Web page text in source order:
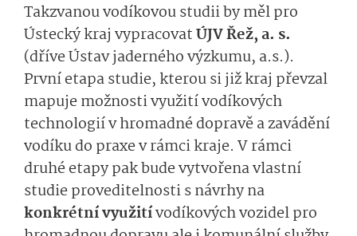
Takzvanou vodíkovou studii by měl pro
Ústecký kraj vypracovatÚJV Řež, a. s.
(dříve Ústav jaderného výzkumu, a.s.).
První etapa studie, kterou si již kraj převzal
mapuje možnosti využití vodíkových
technologií v hromadné dopravě a zavádění
vodíku do praxe v rámci kraje. V rámci
druhé etapy pak bude vytvořena vlastní
studie proveditelnosti s návrhy na
konkrétní využitívodíkových vozidel pro